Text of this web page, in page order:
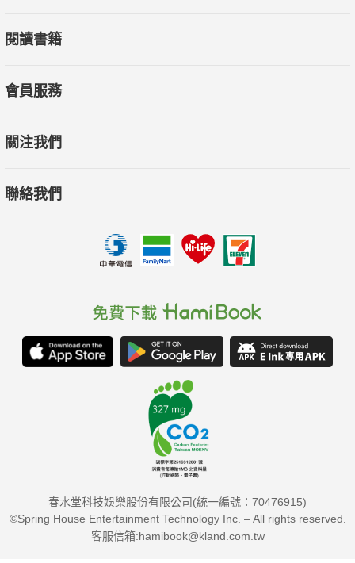
閱讀書籍
會員服務
關注我們
聯絡我們
春水堂科技娛樂股份有限公司(統一編號：70476915)
©Spring House Entertainment Technology Inc. – All rights reserved.
客服信箱:hamibook@kland.com.tw